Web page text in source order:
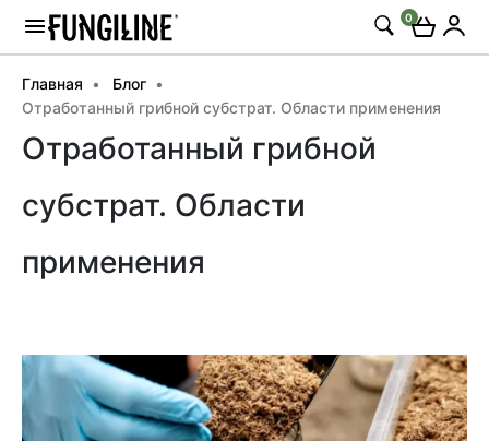
0
Главная
Блог
Отработанный грибной субстрат. Области применения
Отработанный грибной
субстрат. Области
применения